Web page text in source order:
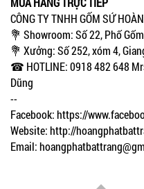
CÔNG TY TNHH GỐM SỨ
💐 Showroom: Số 22, Phố
💐 Xưởng: Số 252, xóm 4,
☎ HOTLINE: 0918 482 648
Dũng
--
Facebook: https://
Website: http://
Email: